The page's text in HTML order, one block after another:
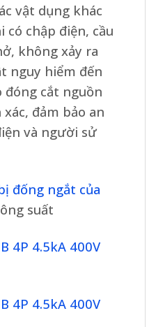
vật dụng khác
chập điện, cầu
không xảy ra
nguy hiểm đến
cắt nguồn
đảm bảo an
và người sử
đống ngắt của
suất
4P 4.5kA 400V
4P 4.5kA 400V